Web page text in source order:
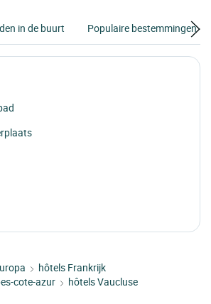
in de buurt Populaire bestemmingen
hôtels Frankrijk
cote-azur
hôtels Vaucluse